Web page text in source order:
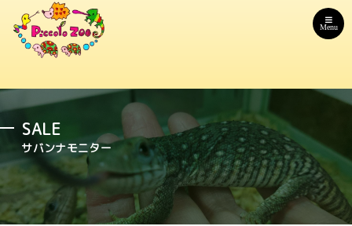
Menu
サバンナモニター
SALE